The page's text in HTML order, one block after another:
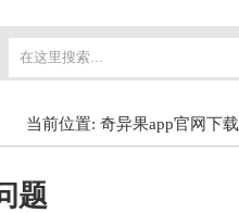
当前位置: 奇异果app官网下载
题